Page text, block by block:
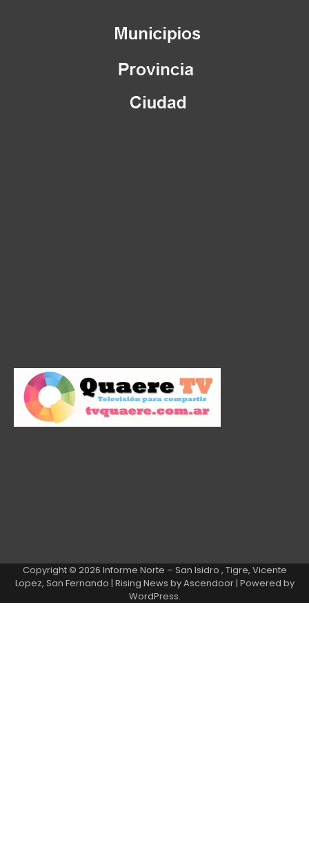
Copyright © 2026 Informe Norte – San Isidro , Tigre, Vicente
Lopez, San Fernando | Rising News byAscendoor| Powered by
WordPress.